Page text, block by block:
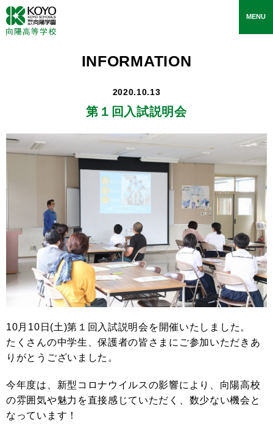
toggle
MENU
INFORMATION
2020.10.13
第１回入試説明会
10月10日(土)第１回入試説明会を開催いたしました。
たくさんの中学生、保護者の皆さまにご参加いただきあ
りがとうございました。
今年度は、新型コロナウイルスの影響により、向陽高校
の雰囲気や魅力を直接感じていただく、数少ない機会と
なっています！